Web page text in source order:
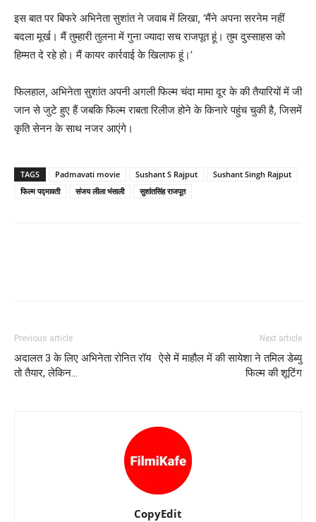
इस बात पर बिफरे अभिनेता सुशांत ने जवाब में लिखा, ‘मैंने अपना सरनेम नहीं
बदला मूर्ख। मैं तुम्‍हारी तुलना में गुना ज्‍यादा सच राजपूत हूं। तुम दुस्‍साहस को
हिम्‍मत दे रहे हो। मैं कायर कार्रवाई के खिलाफ हूं।’
फिलहाल, अभिनेता सुशांत अपनी अगली फिल्‍म चंदा मामा दूर के की तैयारियों में जी
जान से जुटे हुए हैं जबकि फिल्‍म राबता रिलीज होने के किनारे पहुंच चुकी है, जिसमें
कृति सेनन के साथ नजर आएंगे।
TAGS Padmavati movie Sushant S Rajput
Sushant Singh Rajput
फिल्‍म पद्मावती
संजय लीला भंसाली सुशांतसिंह राजपूत
Previous article
अदालत 3 के लिए अभिनेता रोनित रॉय
तो तैयार, लेकिन…
Next article
ऐसे में माहौल में की सायेशा ने तमिल डेब्‍यु
फिल्‍म की शूटिंग
CopyEdit